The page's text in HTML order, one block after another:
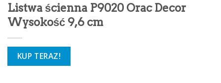
Listwa ścienna P9020 Orac Decor
Wysokość 9,6 cm
KUP TERAZ!